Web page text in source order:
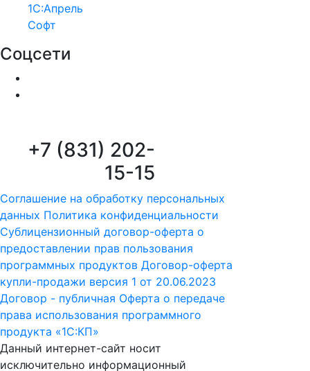
1С:Апрель
Софт
Соцсети
+7 (831) 202-
15-15
Соглашение на обработку персональных
данных Политика конфиденциальности
Сублицензионный договор-оферта о
предоставлении прав пользования
программных продуктов Договор-оферта
купли-продажи версия 1 от 20.06.2023
Договор - публичная Оферта о передаче
права использования программного
продукта «1С:КП»
Данный интернет-сайт носит
исключительно информационный